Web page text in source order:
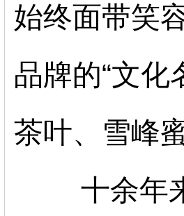
始终面带笑
品牌的“文化
茶叶、雪峰
十余年